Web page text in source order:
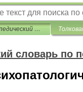
Энциклопедический словарь по психологии и педагогике
словарь по